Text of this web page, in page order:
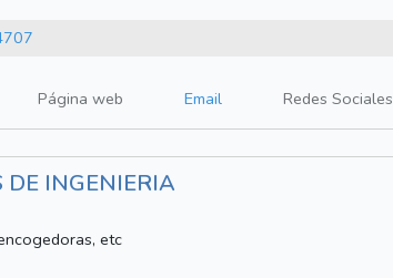
Página web Email Redes Sociales
DE INGENIERIA
etc